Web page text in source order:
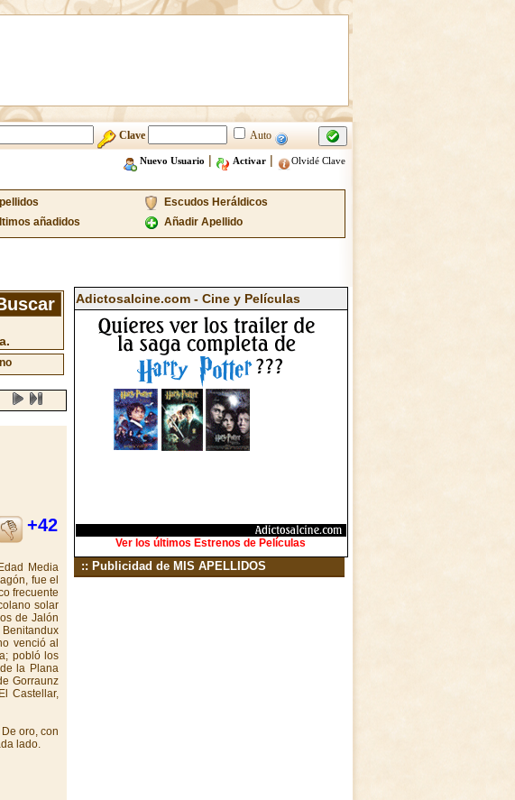
Clave Auto
Nuevo Usuario | Activar| Olvidé Clave
Escudos Heráldicos
añadidos Añadir Apellido
+42
Media
fue el
frecuente
solar
de Jalón
venció al
pobló los
la Plana
Gorraunz
Castellar,
oro, con
lado.
Adictosalcine.com - Cine y Películas
Ver los últimos Estrenos de Películas
:: Publicidad de MIS APELLIDOS